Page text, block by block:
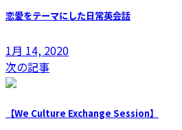
恋愛をテーマにした日常英会話
1月 14, 2020
次の記事
【We Culture Exchange Session】